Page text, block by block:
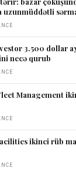
uzunmüddətli
3.500 dollar
necə qurub
Management
ikinci rüb